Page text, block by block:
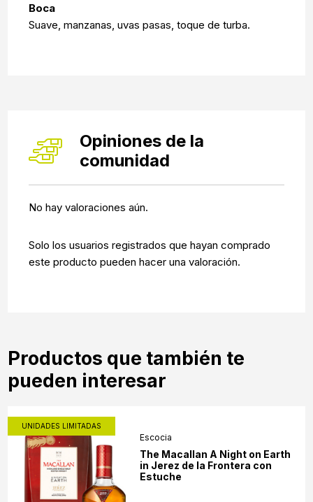
Boca
Suave, manzanas, uvas pasas, toque de turba.
Opiniones de la
comunidad
No hay valoraciones aún.
Solo los usuarios registrados que hayan comprado
este producto pueden hacer una valoración.
Productos que también te
pueden interesar
UNIDADES LIMITADAS
Escocia
The Macallan A Night on Earth
in Jerez de la Frontera con
Estuche